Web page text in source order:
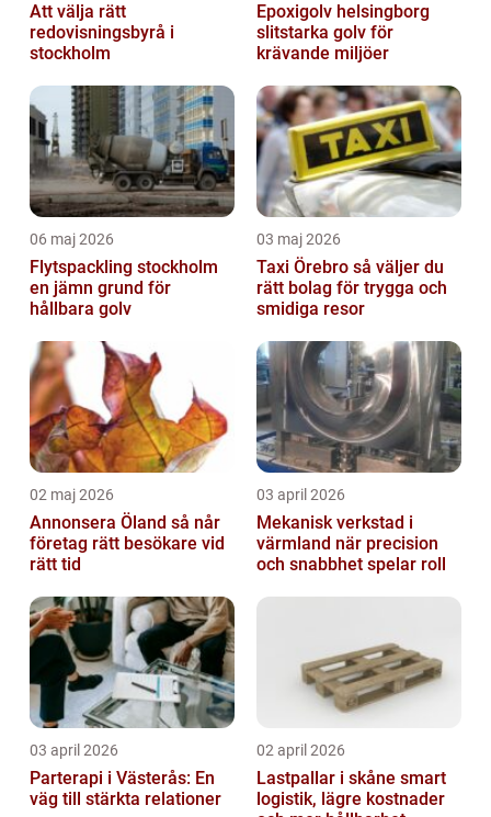
Att välja rätt
redovisningsbyrå i
stockholm
Epoxigolv helsingborg
slitstarka golv för
krävande miljöer
06 maj 2026
Flytspackling stockholm
en jämn grund för
hållbara golv
03 maj 2026
Taxi Örebro så väljer du
rätt bolag för trygga och
smidiga resor
02 maj 2026
Annonsera Öland så når
företag rätt besökare vid
rätt tid
03 april 2026
Mekanisk verkstad i
värmland när precision
och snabbhet spelar roll
03 april 2026
Parterapi i Västerås: En
väg till stärkta relationer
02 april 2026
Lastpallar i skåne smart
logistik, lägre kostnader